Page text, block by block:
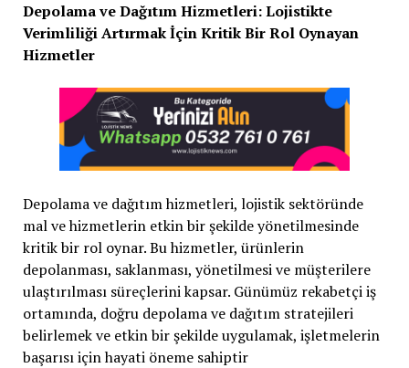
Depolama ve Dağıtım Hizmetleri: Lojistikte
Verimliliği Artırmak İçin Kritik Bir Rol Oynayan
Hizmetler
Depolama ve dağıtım hizmetleri, lojistik sektöründe
mal ve hizmetlerin etkin bir şekilde yönetilmesinde
kritik bir rol oynar. Bu hizmetler, ürünlerin
depolanması, saklanması, yönetilmesi ve müşterilere
ulaştırılması süreçlerini kapsar. Günümüz rekabetçi iş
ortamında, doğru depolama ve dağıtım stratejileri
belirlemek ve etkin bir şekilde uygulamak, işletmelerin
başarısı için hayati öneme sahiptir